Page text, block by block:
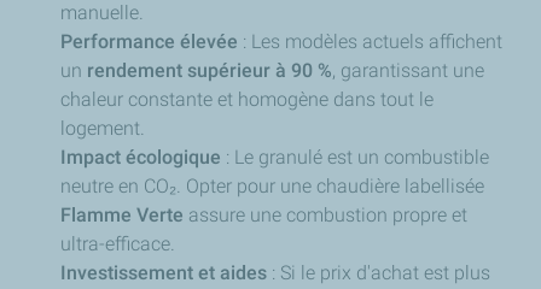
manuelle.
Performance élevée : Les modèles actuels affichent
un rendement supérieur à 90 %, garantissant une
chaleur constante et homogène dans tout le
logement.
Impact écologique : Le granulé est un combustible
neutre en CO₂. Opter pour une chaudière labellisée
Flamme Verte assure une combustion propre et
ultra-efficace.
Investissement et aides : Si le prix d'achat est plus